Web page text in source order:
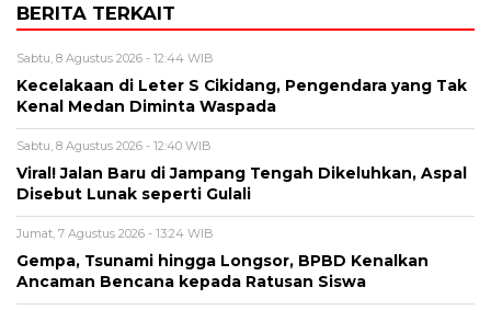
BERITA TERKAIT
Sabtu, 8 Agustus 2026 - 12:44 WIB
Kecelakaan di Leter S Cikidang, Pengendara yang Tak
Kenal Medan Diminta Waspada
Sabtu, 8 Agustus 2026 - 12:40 WIB
Viral! Jalan Baru di Jampang Tengah Dikeluhkan, Aspal
Disebut Lunak seperti Gulali
Jumat, 7 Agustus 2026 - 13:24 WIB
Gempa, Tsunami hingga Longsor, BPBD Kenalkan
Ancaman Bencana kepada Ratusan Siswa